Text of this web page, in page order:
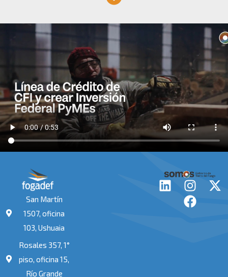
San Martín
1507, oficina
103, Ushuaia
Rosales 357, 1°
piso, oficina 15,
Río Grande
L
I
n
s
X
F
a
c